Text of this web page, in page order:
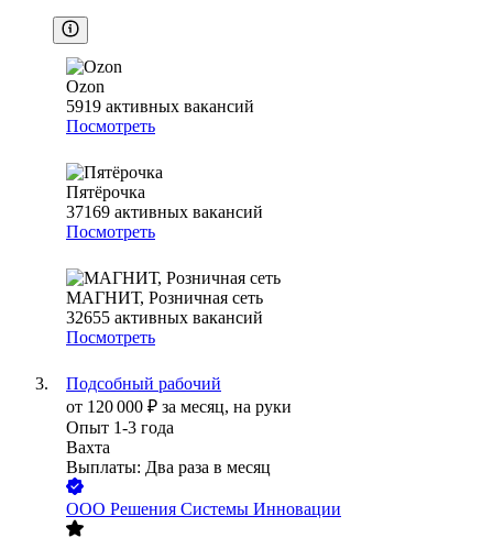
Ozon
5919 активных вакансий
Посмотреть
Пятёрочка
37169 активных вакансий
Посмотреть
МАГНИТ, Розничная сеть
32655 активных вакансий
Посмотреть
Подсобный рабочий
от 120 000 ₽ за месяц, на руки
Опыт 1-3 года
Вахта
Выплаты: Два раза в месяц
ООО Решения Системы Инновации